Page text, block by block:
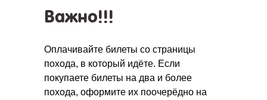
Важно!!!
Оплачивайте билеты со страницы
похода, в который идёте. Если
покупаете билеты на два и более
похода, оформите их поочерёдно на